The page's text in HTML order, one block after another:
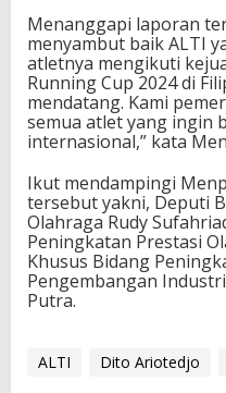
s
i
a
n
T
r
a
l
R
u
n
n
u
Menanggapi laporan
menyambut baik ALTI
atletnya mengikuti
Running Cup 2024 di
mendatang. Kami
semua atlet yang ingin
internasional,” kata
Ikut mendampingi
tersebut yakni, Deputi
Olahraga Rudy
Peningkatan Prestasi
Khusus Bidang
Pengembangan
Putra.
ALTI Dito Ariotedjo